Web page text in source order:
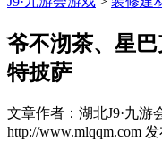
爷不沏茶、星
特披萨
文章作者：湖北J9·九游
http://www.mlqqm.com 发